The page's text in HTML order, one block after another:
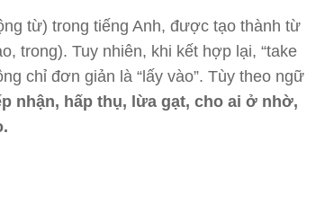
từ) trong tiếng Anh, được tạo thành từ
trong). Tuy nhiên, khi kết hợp lại, “take
chỉ đơn giản là “lấy vào”. Tùy theo ngữ
nhận, hấp thụ, lừa gạt, cho ai ở nhờ,